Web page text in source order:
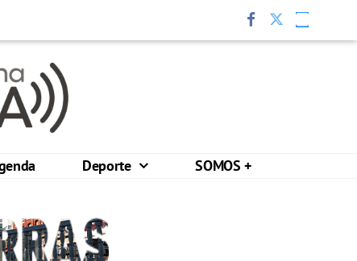
Deporte SOMOS +